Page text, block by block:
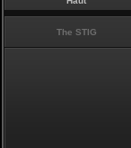
The STIG